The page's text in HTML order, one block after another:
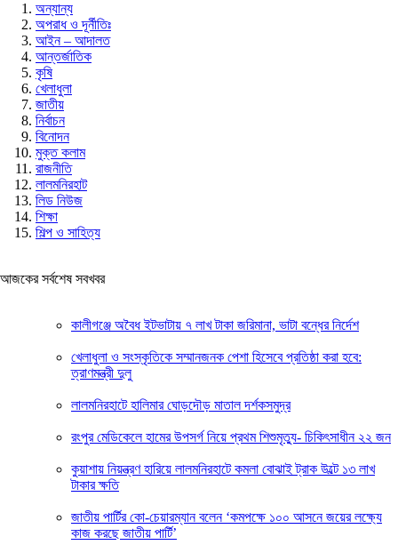
অন্যান্য
অপরাধ ও দূর্নীতিঃ
আইন – আদালত
আন্তর্জাতিক
কৃষি
খেলাধুলা
জাতীয়
নির্বাচন
বিনোদন
মুক্ত কলাম
রাজনীতি
লালমনিরহাট
লিড নিউজ
শিক্ষা
শিল্প ও সাহিত্য
আজকের সর্বশেষ সবখবর
কালীগঞ্জে অবৈধ ইটভাটায় ৭ লাখ টাকা জরিমানা, ভাটা বন্ধের নির্দেশ
খেলাধুলা ও সংস্কৃতিকে সম্মানজনক পেশা হিসেবে প্রতিষ্ঠা করা হবে:
ত্রাণমন্ত্রী দুলু
লালমনিরহাটে হালিমার ঘোড়দৌড় মাতাল দর্শকসমুদ্র
রংপুর মেডিকেলে হামের উপসর্গ নিয়ে প্রথম শিশুমৃত্যু- চিকিৎসাধীন ২২ জন
কুয়াশায় নিয়ন্ত্রণ হারিয়ে লালমনিরহাটে কমলা বোঝাই ট্রাক উল্টে ১৩ লাখ
টাকার ক্ষতি
জাতীয় পার্টির কো-চেয়ারম্যান বলেন ‘কমপক্ষে ১০০ আসনে জয়ের লক্ষ্যে
কাজ করছে জাতীয় পার্টি’